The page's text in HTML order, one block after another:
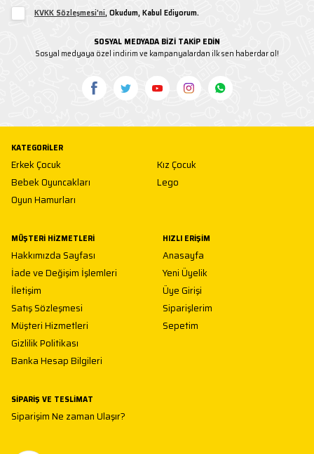
KVKK Sözleşmesi'ni, Okudum, Kabul Ediyorum.
SOSYAL MEDYADA BİZİ TAKİP EDİN
Sosyal medyaya özel indirim ve kampanyalardan ilk sen haberdar ol!
KATEGORILER
Erkek Çocuk
Kız Çocuk
Bebek Oyuncakları
Lego
Oyun Hamurları
MÜŞTERI HIZMETLERI
Hakkımızda Sayfası
İade ve Değişim İşlemleri
İletişim
Satış Sözleşmesi
Müşteri Hizmetleri
Gizlilik Politikası
Banka Hesap Bilgileri
HIZLI ERIŞIM
Anasayfa
Yeni Üyelik
Üye Girişi
Siparişlerim
Sepetim
SIPARIŞ VE TESLIMAT
Siparişim Ne zaman Ulaşır?